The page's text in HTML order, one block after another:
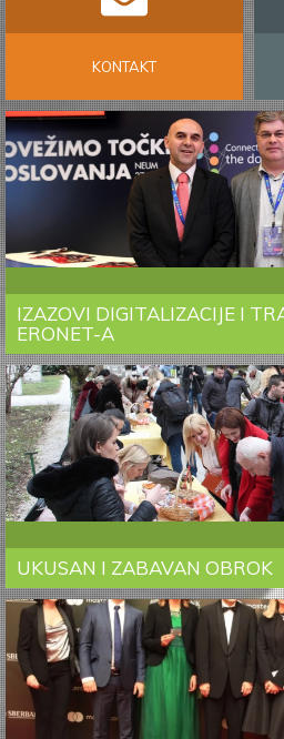
KONTAKT
IZAZOVI DIGITALIZACIJE I
ERONET-A
UKUSAN I ZABAVAN OBROK